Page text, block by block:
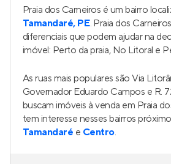
Praia dos Carneiros é um bairro
Tamandaré, PE. Praia dos
diferenciais que podem ajudar na
imóvel: Perto da praia, No Litoral e
As ruas mais populares são Via
Governador Eduardo Campos e R.
buscam imóveis à venda em Praia
tem interesse nesses bairros
Tamandaré e Centro.